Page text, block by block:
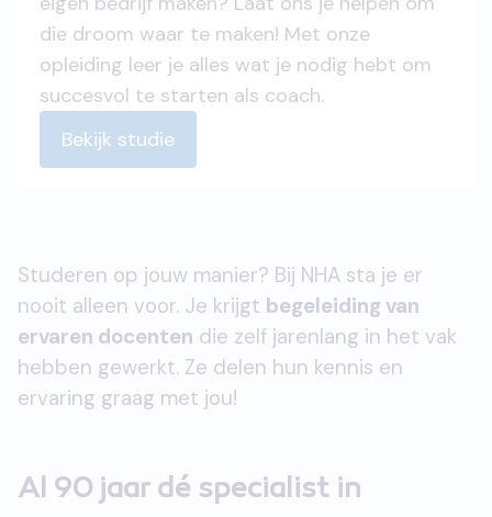
die droom waar te maken! Met onze
opleiding leer je alles wat je nodig hebt om
succesvol te starten als coach.
Bekijk studie
Studeren op jouw manier? Bij NHA sta je er
nooit alleen voor. Je krijgt begeleiding van
ervaren docenten die zelf jarenlang in het vak
hebben gewerkt. Ze delen hun kennis en
ervaring graag met jou!
Al 90 jaar dé specialist in